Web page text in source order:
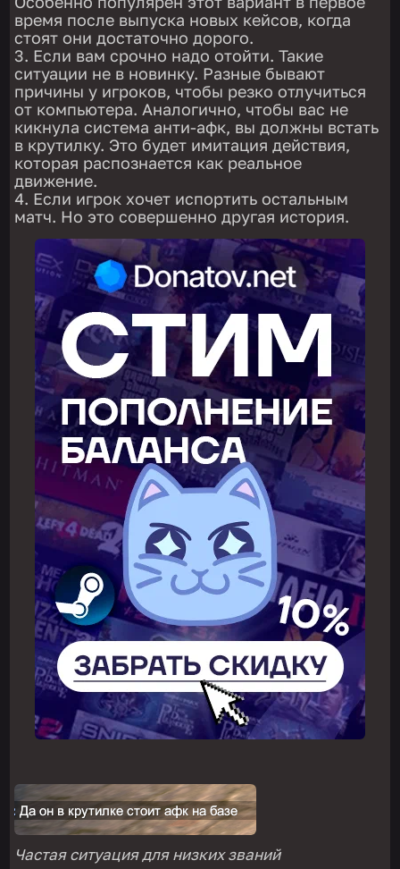
время после выпуска новых кейсов, когда
стоят они достаточно дорого.
Если вам срочно надо отойти. Такие
ситуации не в новинку. Разные бывают
причины у игроков, чтобы резко отлучиться
от компьютера. Аналогично, чтобы вас не
кикнула система анти-афк, вы должны встать
в крутилку. Это будет имитация действия,
которая распознается как реальное
движение.
Если игрок хочет испортить остальным
матч. Но это совершенно другая история.
Частая ситуация для низких званий